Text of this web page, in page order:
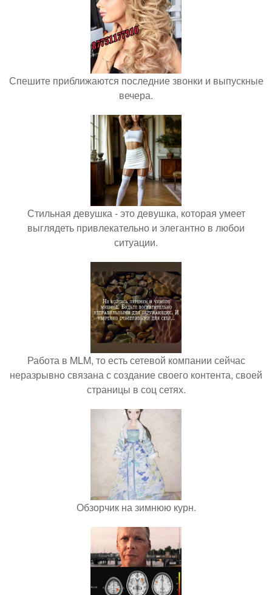
Спешите приближаются последние звонки и выпускные
вечера.
Стильная девушка - это девушка, которая умеет
выглядеть привлекательно и элегантно в любои
ситуации.
Работа в MLM, то есть сетевой компании сейчас
неразрывно связана с создание своего контента, своей
страницы в соц сетях.
Обзорчик на зимнюю курн.